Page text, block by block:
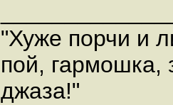
"Хуже порчи и
пой, гармошка,
джаза!"